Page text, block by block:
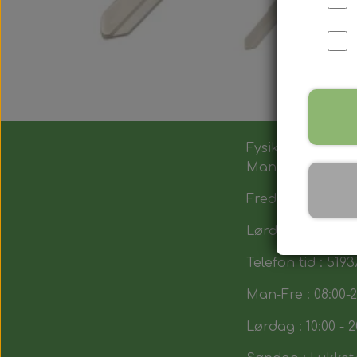
Fysik butik :
Man-Tors : 12:00
Fredag : 14:00 -
Lørdag : 10:00-
Telefon tid :
Man-Fre : 08:00-
Lørdag : 10:00 -